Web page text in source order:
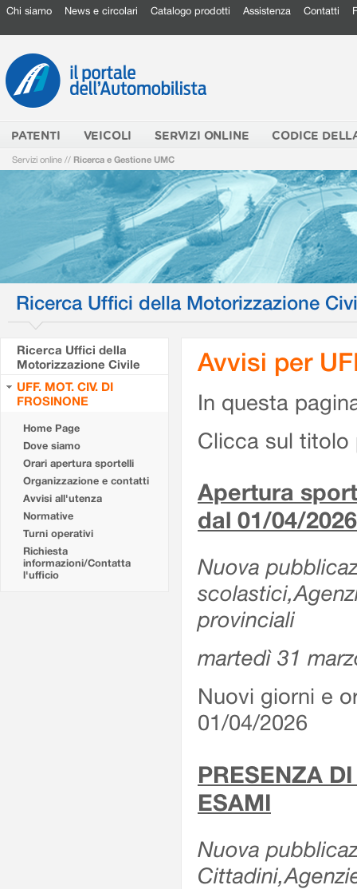
Chi siamo News e circolari Catalogo prodotti Assistenza Contatti
PATENTI VEICOLI SERVIZI ONLINE CODICE
Servizi online // Ricerca e Gestione UMC
Ricerca Uffici della Motorizzazione
Ricerca Uffici della
Motorizzazione Civile
UFF. MOT. CIV. DI
FROSINONE
Home Page
Dove siamo
Orari apertura sportelli
Organizzazione e contatti
Avvisi all'utenza
Normative
Turni operativi
Richiesta
informazioni/Contatta
l'ufficio
Avvisi per
In questa
Clicca sul titolo
Apertura
dal 01/04/2026
Nuova
provinciali
martedì 31
Nuovi giorni e
01/04/2026
PRESENZA
ESAMI
Nuova